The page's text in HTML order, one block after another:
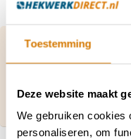
Toestemming
Deze website maakt
We gebruiken cookies
personaliseren, om
Vragen
4087.
Wij zijn